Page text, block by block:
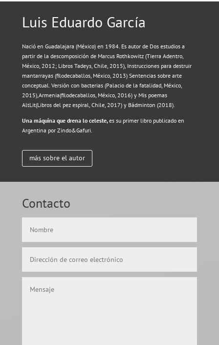
Luis Eduardo García
Nació en Guadalajara (México) en 1984. Es autor de Dos estudios a
partir de la descomposición de Marcus Rothkowitz (Tierra Adentro,
México, 2012; Libros Tadeys, Chile, 2015), Instrucciones para destruir
mantarrayas (filodecaballos, México, 2013) Sentencias sobre arte
conceptual. Versión con bacterias (Palacio de la fatalidad, México,
2015),Armenia(filodecaballos, México, 2016) y Mis poemas
AltLit(Libros del pez espiral, Chile, 2017) y Bádminton (2018).
Una máquina que drena lo celeste,es su primer libro publicado en
Argentina por Zindo&Gafuri.
más sobre el autor
Contacto